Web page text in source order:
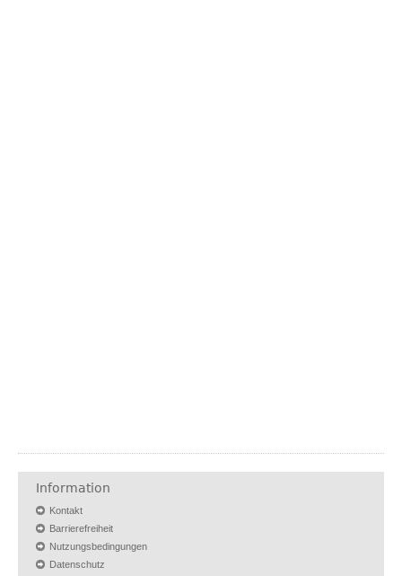
Information
Kontakt
Barrierefreiheit
Nutzungsbedingungen
Datenschutz